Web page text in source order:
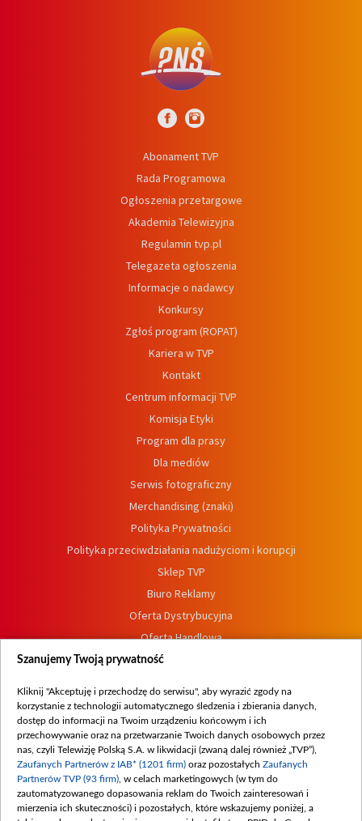
Abonament TVP
Rada Programowa
Ogłoszenia przetargowe
Akademia Telewizyjna
Regulamin tvp.pl
Telegazeta ogłoszenia
Informacje o nadawcy
Konkursy
Zgłoś program (ROPAT)
Kariera w TVP
Kontakt
Centrum informacji TVP
Komisja Etyki
Program dla prasy
Dla mediów
Serwis fotograficzny
Merchandising (znaki)
Polityka Prywatności
Polityka przeciwdziałania nadużyciom i korupcji
Sklep TVP
Biuro Reklamy
Oferta Dystrybucyjna
Oferta Handlowa
Dostępność
Procedura zgłoszeń wewnętrznych
Szanujemy Twoją prywatność
Kliknij "Akceptuję i przechodzę do serwisu", aby wyrazić zgody na
korzystanie z technologii automatycznego śledzenia i zbierania danych,
dostęp do informacji na Twoim urządzeniu końcowym i ich
przechowywanie oraz na przetwarzanie Twoich danych osobowych przez
nas, czyli Telewizję Polską S.A. w likwidacji (zwaną dalej również „TVP”),
Zaufanych Partnerów z IAB* (1201 firm) oraz pozostałych Zaufanych
Partnerów TVP (93 firm) , w celach marketingowych (w tym do
zautomatyzowanego dopasowania reklam do Twoich zainteresowań i
mierzenia ich skuteczności) i pozostałych, które wskazujemy poniżej, a